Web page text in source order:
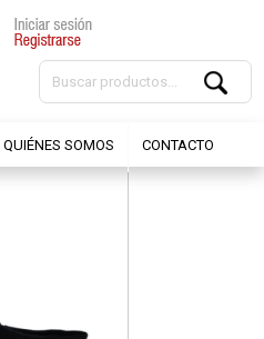
QUIÉNES SOMOS CONTACTO